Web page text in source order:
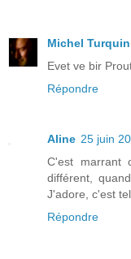
Michel Turquin
Evet ve bir
Répondre
Aline 25 juin
C'est marrant
différent,
J'adore, c'est
Répondre